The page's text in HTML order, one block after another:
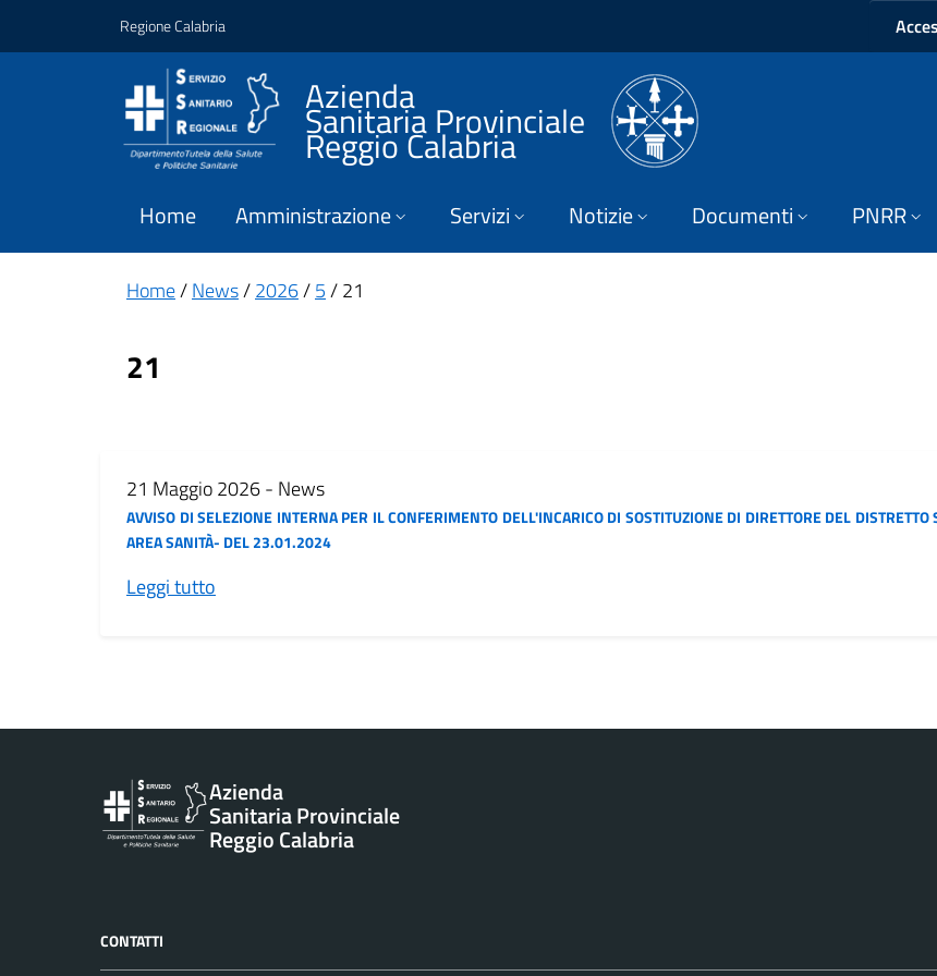
Regione Calabria
Azienda
Sanitaria Provinciale
Reggio Calabria
Home Amministrazione Servizi Notizie Documenti PNRR
Home/News/2026/5/ 21
21
21 Maggio 2026 - News
AVVISO DI SELEZIONE INTERNA PER IL CONFERIMENTO DELL'INCARICO DI SOSTITUZIONE DI DIRETTORE DEL
AREA SANITÀ- DEL 23.01.2024
Leggi tutto
Azienda
Sanitaria Provinciale
Reggio Calabria
CONTATTI